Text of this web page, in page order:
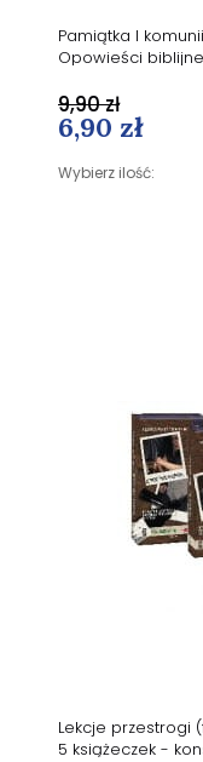
Pamiątka I
Opowieści
6,90 zł
Wybierz ilość:
9,90 zł
Lekcje przestrogi
5 książeczek -